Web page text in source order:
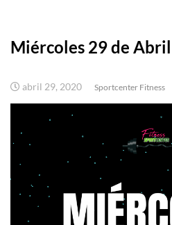
Miércoles 29 de Abril
abril 29, 2020 Sportcenter Fitness